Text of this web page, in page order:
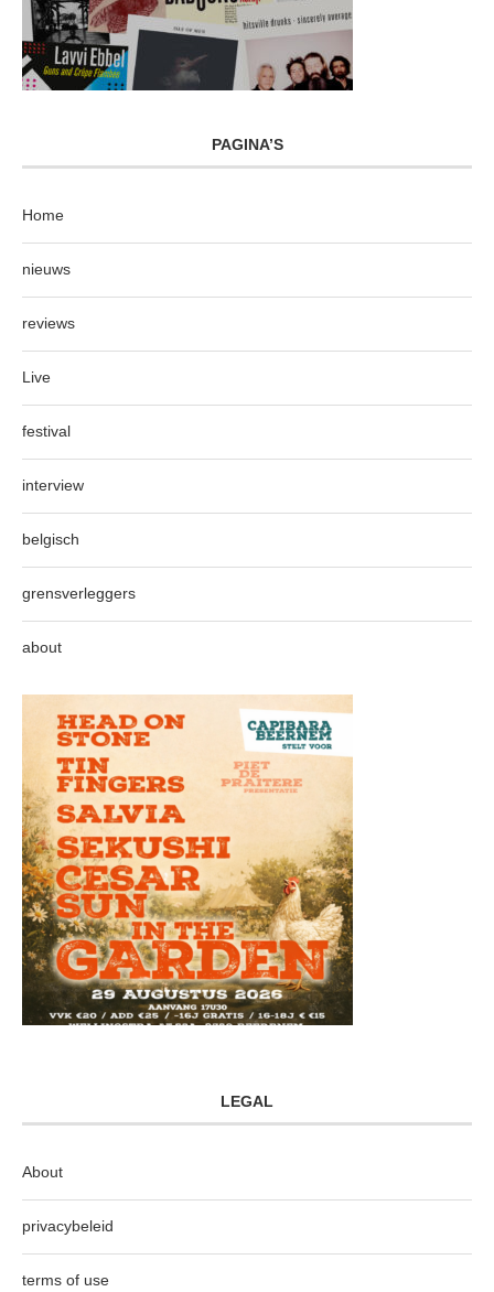
PAGINA’S
Home
nieuws
reviews
Live
festival
interview
belgisch
grensverleggers
about
LEGAL
About
privacybeleid
terms of use